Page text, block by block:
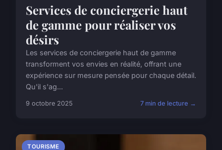
Services de conciergerie haut
de gamme pour réaliser vos
désirs
Les services de conciergerie haut de gamme
transforment vos envies en réalité, offrant une
expérience sur mesure pensée pour chaque détail.
Qu'il s'ag...
9 octobre 2025 7 min de lecture →
TOURISME